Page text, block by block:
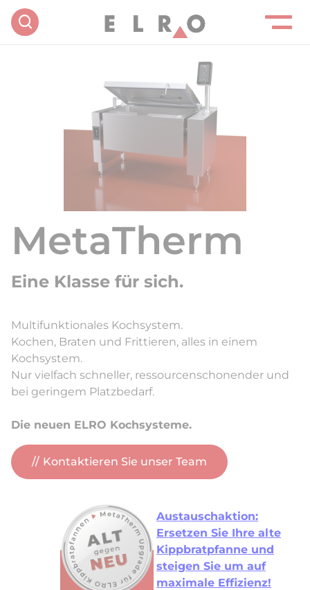
MetaTherm
Eine Klasse für sich.
Multifunktionales Kochsystem.
Kochen, Braten und Frittieren, alles in einem
Kochsystem.
Nur vielfach schneller, ressourcenschonender und
bei geringem Platzbedarf.
Die neuen ELRO Kochsysteme.
Kontaktieren Sie unser Team
Austauschaktion:
Ersetzen Sie Ihre alte
Kippbratpfanne und
steigen Sie um auf
maximale Effizienz!